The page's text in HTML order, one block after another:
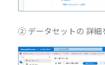
② データセットの 詳細